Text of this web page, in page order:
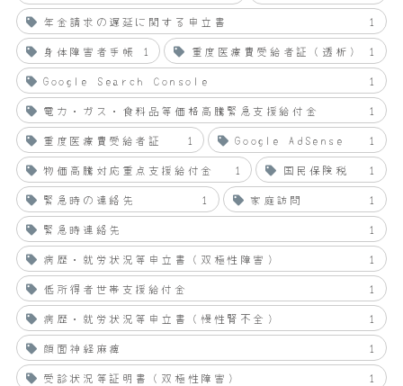
年金請求の遅延に関する申立書
1
身体障害者手帳
1 重度医療費受給者証（透析）
1
Google Search Console
1
電力・ガス・食料品等価格高騰緊急支援給付金
1
重度医療費受給者証
1 Google AdSense
1
物価高騰対応重点支援給付金
1 国民保険税
1
緊急時の連絡先
1 家庭訪問
1
緊急時連絡先
1
病歴・就労状況等申立書（双極性障害）
1
低所得者世帯支援給付金
1
病歴・就労状況等申立書（慢性腎不全）
1
顔面神経麻痺
1
受診状況等証明書（双極性障害）
1